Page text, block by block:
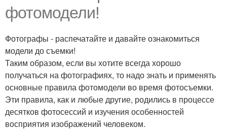
фотомодели!
Фотографы - распечатайте и давайте ознакомиться
модели до съемки!
Таким образом, если вы хотите всегда хорошо
получаться на фотографиях, то надо знать и применять
основные правила фотомодели во время фотосъемки.
Эти правила, как и любые другие, родились в процессе
десятков фотосессий и изучения особенностей
восприятия изображений человеком.